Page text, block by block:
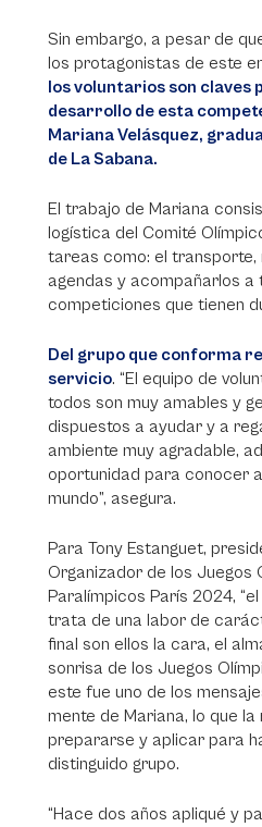
Sin embargo, a pesar de
los protagonistas de este
los voluntarios son claves
desarrollo de esta
Mariana Velásquez,
de La Sabana.
El trabajo de Mariana
logística del Comité
tareas como: el transporte,
agendas y acompañarlos
competiciones que tienen
Del grupo que conforma
servicio. “El equipo de
todos son muy amables y
dispuestos a ayudar y a
ambiente muy agradable,
oportunidad para conocer
mundo”, asegura.
Para Tony Estanguet,
Organizador de los Juegos
Paralímpicos París 2024,
trata de una labor de
final son ellos la cara, el
sonrisa de los Juegos
este fue uno de los
mente de Mariana, lo que
prepararse y aplicar para
distinguido grupo.
“Hace dos años apliqué y